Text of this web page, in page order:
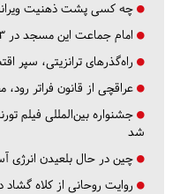
چه کسی پشت ذهنیت ویرانگر
امام جماعت این مسجد در ۳ سال، نمازگزاران را ۴ برابر کرد
راه‌گذرهای ترانزیتی، سپر
عراقچی از قانون فراتر
جشنواره بین‌المللی فیلم
شد
چین در حال بلعیدن انرژی
روایت روحانی از کلاه گشاد